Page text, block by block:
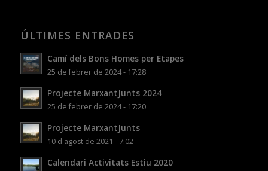
ÚLTIMES ENTRADES
Camí dels Bons Homes per Etapes
25 de febrer de 2024 - 17:28
Projecte MarxantJunts 2024
25 de febrer de 2024 - 17:20
Projecte MarxantJunts
10 d'agost de 2021 - 7:02
Calendari Activitats Estiu 2020